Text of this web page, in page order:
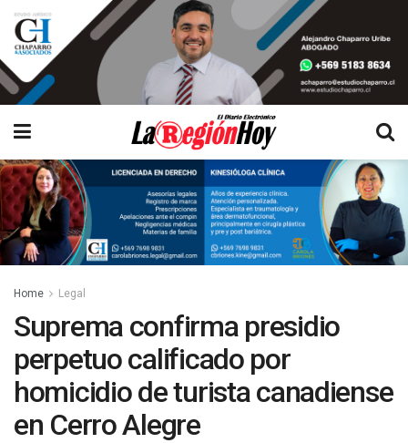
Home Legal
Suprema confirma presidio
perpetuo calificado por
homicidio de turista canadiense
en Cerro Alegre